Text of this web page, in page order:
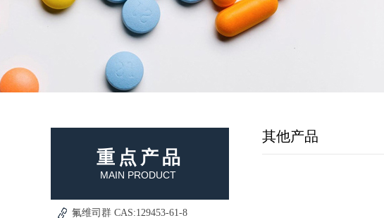
重点产品
MAIN PRODUCT
氟维司群 CAS:129453-61-8
其他产品